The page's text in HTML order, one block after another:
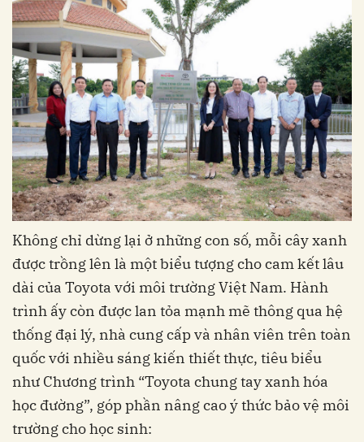
Không chỉ dừng lại ở những con số, mỗi cây xanh
được trồng lên là một biểu tượng cho cam kết lâu
dài của Toyota với môi trường Việt Nam. Hành
trình ấy còn được lan tỏa mạnh mẽ thông qua hệ
thống đại lý, nhà cung cấp và nhân viên trên toàn
quốc với nhiều sáng kiến thiết thực, tiêu biểu
như Chương trình “Toyota chung tay xanh hóa
học đường”, góp phần nâng cao ý thức bảo vệ môi
trường cho học sinh: